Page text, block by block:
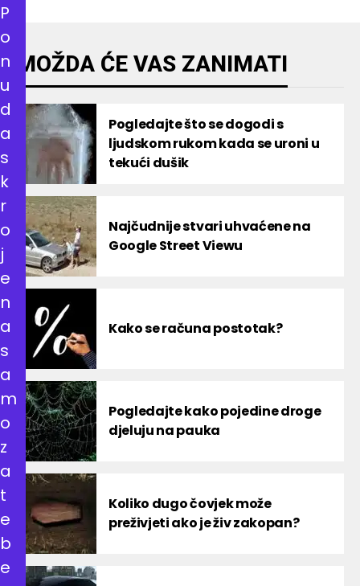
MOŽDA ĆE VAS ZANIMATI
Pogledajte što se dogodi s
ljudskom rukom kada se uroni u
tekući dušik
Najčudnije stvari uhvaćene na
Google Street Viewu
Kako se računa postotak?
Pogledajte kako pojedine droge
djeluju na pauka
Koliko dugo čovjek može
preživjeti ako je živ zakopan?
P
o
n
u
d
a
s
k
r
o
j
e
n
a
s
a
m
o
z
a
t
e
b
e